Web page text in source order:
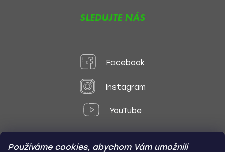
Používáme cookies, abychom Vám umožnili
SLEDUJTE NÁS
Facebook
Instagram
YouTube